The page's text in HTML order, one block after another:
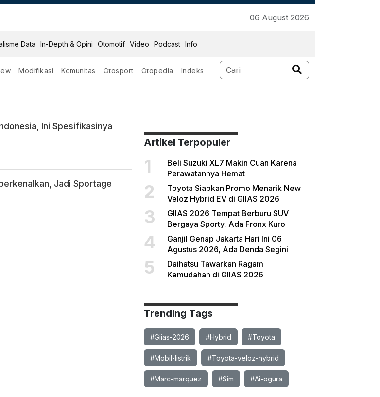
06 August 2026
Data In-Depth & Opini Otomotif Video Podcast Info
Modifikasi Komunitas Otosport Otopedia Indeks
Ini Spesifikasinya
Jadi Sportage
Artikel Terpopuler
1
Beli Suzuki XL7 Makin Cuan Karena
Perawatannya Hemat
2
Toyota Siapkan Promo Menarik New
Veloz Hybrid EV di GIIAS 2026
3
GIIAS 2026 Tempat Berburu SUV
Bergaya Sporty, Ada Fronx Kuro
4
Ganjil Genap Jakarta Hari Ini 06
Agustus 2026, Ada Denda Segini
5
Daihatsu Tawarkan Ragam
Kemudahan di GIIAS 2026
Trending Tags
#Giias-2026 #Hybrid #Toyota
#Mobil-listrik #Toyota-veloz-hybrid
#Marc-marquez #Sim #Ai-ogura